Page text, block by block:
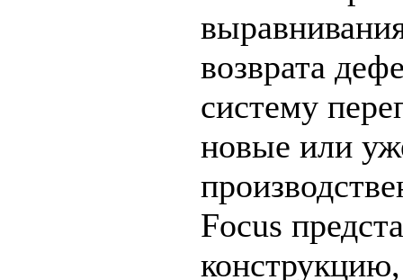
возврата
систему
новые или
Focus